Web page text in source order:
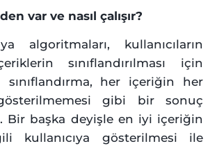
var ve nasıl çalışır?
algoritmaları, kullanıcıların
sınıflandırılması için
sınıflandırma, her içeriğin her
gösterilmemesi gibi bir sonuç
Bir başka deyişle en iyi içeriğin
kullanıcıya gösterilmesi ile